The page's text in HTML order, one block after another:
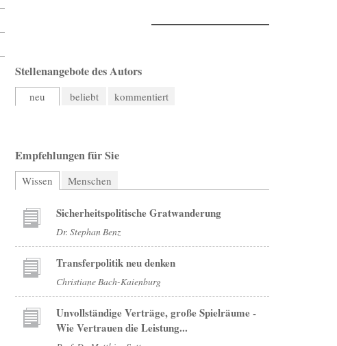
Stellenangebote des Autors
neu beliebt kommentiert
Empfehlungen für Sie
Wissen Menschen
Sicherheitspolitische Gratwanderung
Dr. Stephan Benz
Transferpolitik neu denken
Christiane Bach-Kaienburg
Unvollständige Verträge, große Spielräume -
Wie Vertrauen die Leistung...